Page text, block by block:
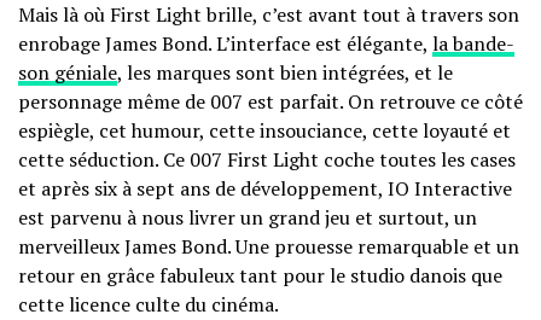
Mais là où First Light brille, c’est avant tout à travers son
enrobage James Bond. L’interface est élégante, la bande-
son géniale, les marques sont bien intégrées, et le
personnage même de 007 est parfait. On retrouve ce côté
espiègle, cet humour, cette insouciance, cette loyauté et
cette séduction. Ce 007 First Light coche toutes les cases
et après six à sept ans de développement, IO Interactive
est parvenu à nous livrer un grand jeu et surtout, un
merveilleux James Bond. Une prouesse remarquable et un
retour en grâce fabuleux tant pour le studio danois que
cette licence culte du cinéma.